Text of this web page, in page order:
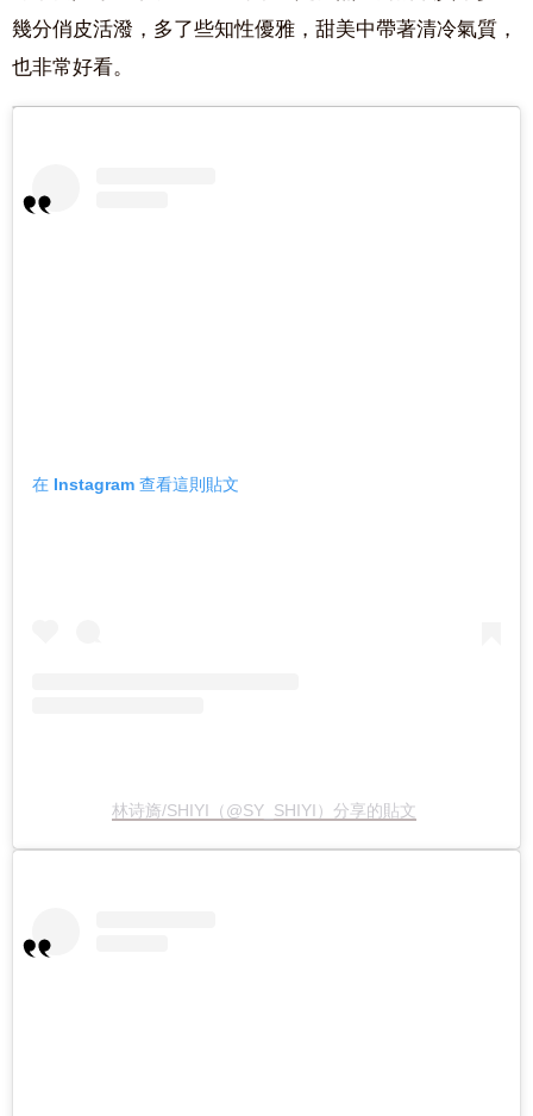
幾分俏皮活潑，多了些知性優雅，甜美中帶著清冷氣質，
也非常好看。
在 Instagram 查看這則貼文
林诗旖/SHIYI（@SY_SHIYI）分享的貼文